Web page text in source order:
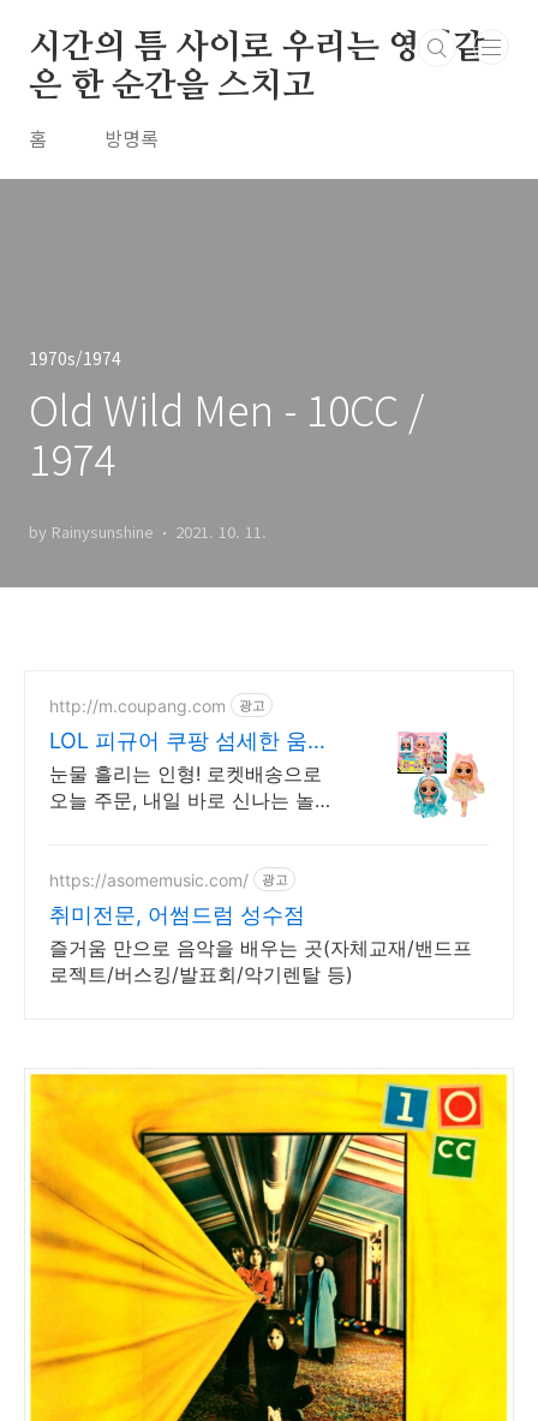
시간의 틈 사이로 우리는 영원같
은 한 순간을 스치고
홈 방명록
1970s/1974
Old Wild Men - 10CC /
1974
by Rainysunshine 2021. 10. 11.
http://m.coupang.com 광고
LOL 피규어 쿠팡 섬세한 움직
임 관절
눈물 흘리는 인형! 로켓배송으로
오늘 주문, 내일 바로 신나는 놀이!
컬렉션.
https://asomemusic.com/ 광고
취미전문, 어썸드럼 성수점
즐거움 만으로 음악을 배우는 곳(자체교재/밴드프
로젝트/버스킹/발표회/악기렌탈 등)